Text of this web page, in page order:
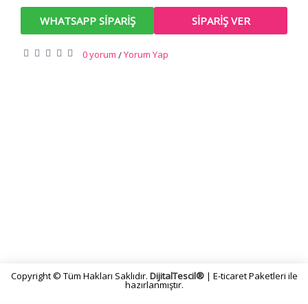
SIPARIŞ VER
WHATSAPP SIPARIŞ
0 yorum /Yorum Yap
Copyright © Tüm Hakları Saklıdır. DijitalTescil®| E-ticaret Paketleri ile
hazırlanmıştır.